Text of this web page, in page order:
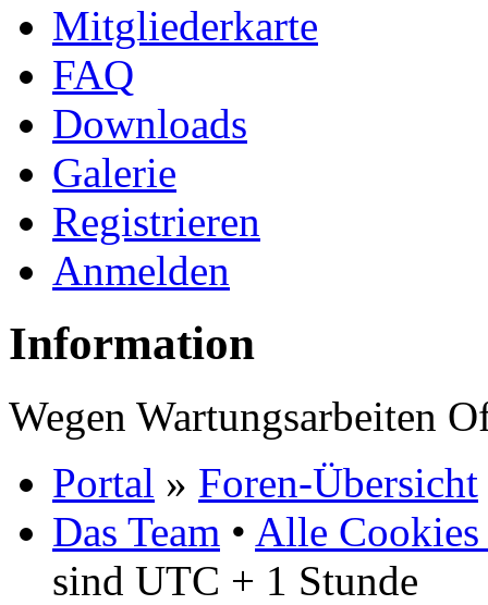
Mitgliederkarte
FAQ
Downloads
Galerie
Registrieren
Anmelden
Information
Wegen Wartungsarbeiten
Portal » Foren-Übersicht
Das Team • Alle Cookies
sind UTC + 1 Stunde